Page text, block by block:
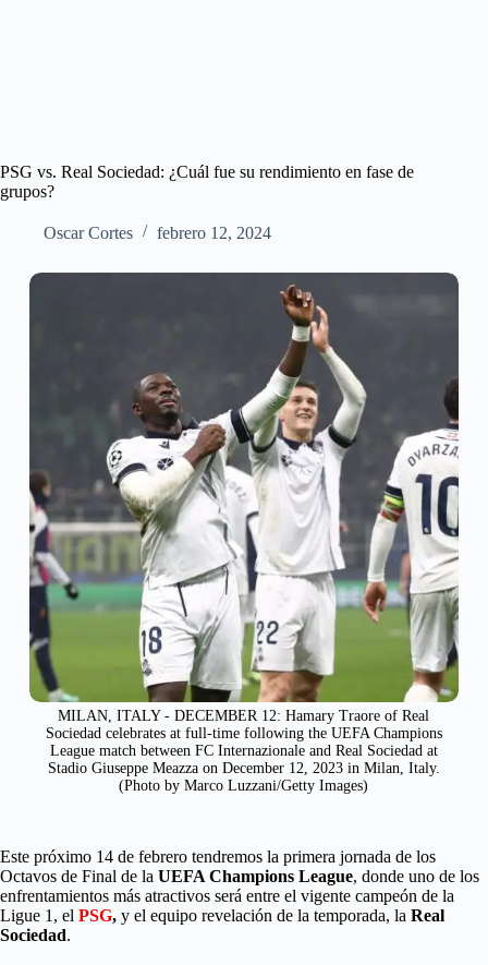
PSG vs. Real Sociedad: ¿Cuál fue su rendimiento en fase de
grupos?
Oscar Cortes febrero 12, 2024
MILAN, ITALY - DECEMBER 12: Hamary Traore of Real
Sociedad celebrates at full-time following the UEFA Champions
League match between FC Internazionale and Real Sociedad at
Stadio Giuseppe Meazza on December 12, 2023 in Milan, Italy.
(Photo by Marco Luzzani/Getty Images)
Este próximo 14 de febrero tendremos la primera jornada de los
Octavos de Final de la UEFA Champions League, donde uno de los
enfrentamientos más atractivos será entre el vigente campeón de la
Ligue 1, el PSG, y el equipo revelación de la temporada, la Real
Sociedad.